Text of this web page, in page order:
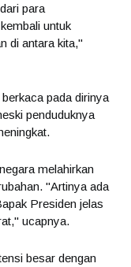
para
untuk
di antara kita,"
pada dirinya
penduduknya
melahirkan
"Artinya ada
Presiden jelas
ucapnya.
besar dengan